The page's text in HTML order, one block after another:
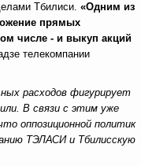
Тбилиси. «Одним из
прямых
числе - и выкуп акций
телекомпании
расходов фигурирует
В связи с этим уже
оппозиционной политик
ТЭЛАСИ и Тбилисскую